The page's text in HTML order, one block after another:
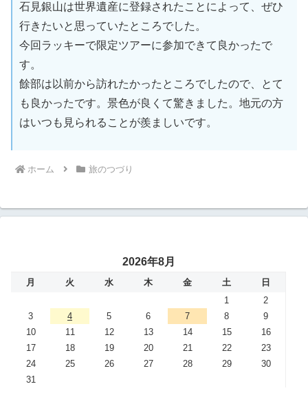
石見銀山は世界遺産に登録されたことによって、ぜひ
行きたいと思っていたところでした。
今回ラッキーで限定ツアーに参加できて良かったで
す。
餘部は以前から訪れたかったところでしたので、とて
も良かったです。景色が良くて驚きました。地元の方
はいつも見られることが羨ましいです。
ホーム 旅のつづり
2026年8月
月 火 水 木 金 土
日
1
2
3
4 5 6 7 8
9
10
11 12 13 14 15
16
17
18 19 20 21 22
23
24
25 26 27 28 29
30
31